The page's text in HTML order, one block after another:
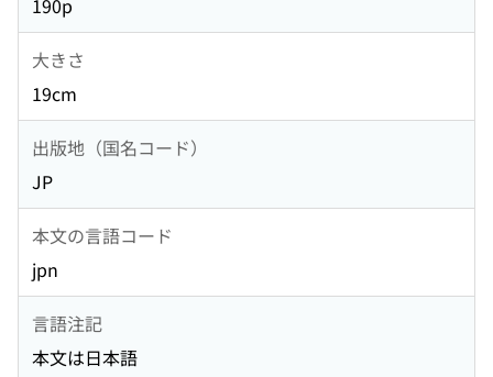
190p
大きさ
19cm
出版地（国名コード）
JP
本文の言語コード
jpn
言語注記
本文は日本語